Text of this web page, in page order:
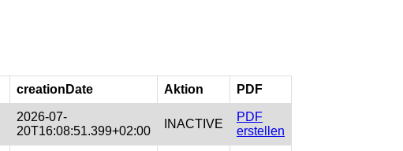
creationDate Aktion PDF
2026-07-
20T16:08:51.399+02:00
INACTIVE
PDF
erstellen